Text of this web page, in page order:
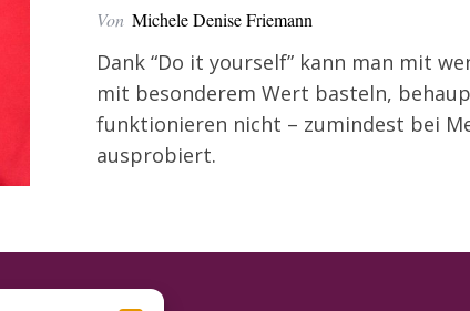
Von Michele Denise Friemann
Dank “Do it yourself” kann man mit
mit besonderem Wert basteln,
funktionieren nicht – zumindest bei
ausprobiert.